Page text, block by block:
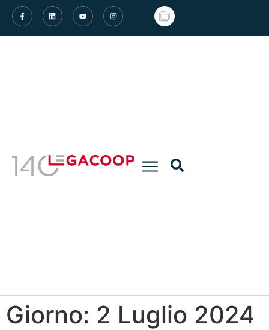
Giorno: 2 Luglio 2024